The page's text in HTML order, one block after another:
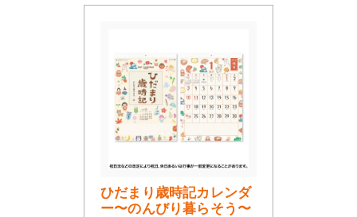
ひだまり歳時記カレンダ
ー〜のんびり暮らそう〜